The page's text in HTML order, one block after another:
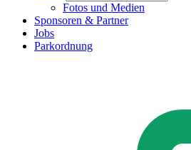
Fotos und Medien
Sponsoren & Partner
Jobs
Parkordnung